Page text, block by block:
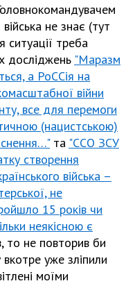
не знає (тут
ситуації треба
досліджень "Маразм
а РоССія на
війни
все для перемоги
(нацистською)
та "ССО ЗСУ
створення
війська –
не
15 років чи
неякісною є
то не повторив би
уже зліпили
моїми